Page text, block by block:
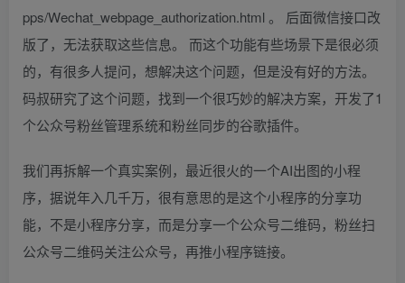
pps/Wechat_webpage_authorization.html 。 后面微信接口改
版了，无法获取这些信息。 而这个功能有些场景下是很必须
的，有很多人提问，想解决这个问题，但是没有好的方法。
码叔研究了这个问题，找到一个很巧妙的解决方案，开发了1
个公众号粉丝管理系统和粉丝同步的谷歌插件。
我们再拆解一个真实案例，最近很火的一个AI出图的小程
序，据说年入几千万，很有意思的是这个小程序的分享功
能，不是小程序分享，而是分享一个公众号二维码，粉丝扫
公众号二维码关注公众号，再推小程序链接。